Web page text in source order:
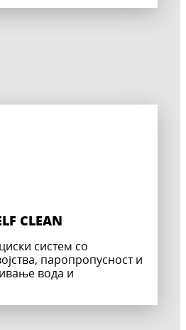
CLEAN
систем со
паропропусност и
вода и